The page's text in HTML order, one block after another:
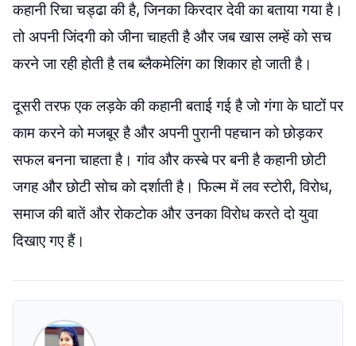
कहानी रिचा चड्ढा की है, जिनका किरदार देवी का बताया गया है।
तो अपनी जिंदगी को जीना चाहती है और जब खास लम्हें को सच
करने जा रही होती है तब ब्लैकमेलिंग का शिकार हो जाती है।
दूसरी तरफ एक लड़के की कहानी बताई गई है जो गंगा के घाटों पर
काम करने को मजबूर है और अपनी पुरानी पहचान को छोड़कर
सफल बनना चाहता है। गांव और कस्बे पर बनी है कहानी छोटी
जगह और छोटी सोच को दर्शाती है। फिल्म में लव स्टोरी, विरोध,
समाज की बातें और रोकटोक और उनका विरोध करते दो युवा
दिखाए गए हैं।